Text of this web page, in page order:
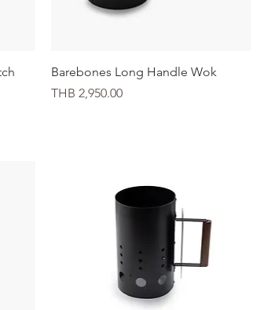
クイックビュー
Barebones Long Handle Wok
価格
THB 2,950.00